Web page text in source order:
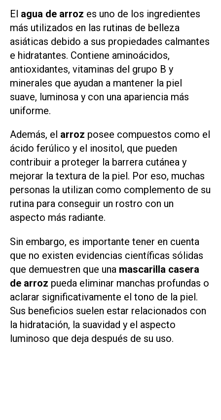
El agua de arroz es uno de los ingredientes
más utilizados en las rutinas de belleza
asiáticas debido a sus propiedades calmantes
e hidratantes. Contiene aminoácidos,
antioxidantes, vitaminas del grupo B y
minerales que ayudan a mantener la piel
suave, luminosa y con una apariencia más
uniforme.
Además, el arroz posee compuestos como el
ácido ferúlico y el inositol, que pueden
contribuir a proteger la barrera cutánea y
mejorar la textura de la piel. Por eso, muchas
personas la utilizan como complemento de su
rutina para conseguir un rostro con un
aspecto más radiante.
Sin embargo, es importante tener en cuenta
que no existen evidencias científicas sólidas
que demuestren que una mascarilla casera
de arroz pueda eliminar manchas profundas o
aclarar significativamente el tono de la piel.
Sus beneficios suelen estar relacionados con
la hidratación, la suavidad y el aspecto
luminoso que deja después de su uso.